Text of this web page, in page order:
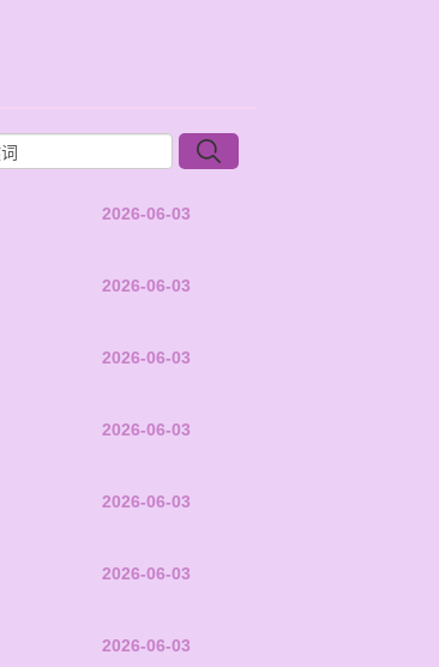
2026-06-03
2026-06-03
2026-06-03
2026-06-03
2026-06-03
2026-06-03
2026-06-03